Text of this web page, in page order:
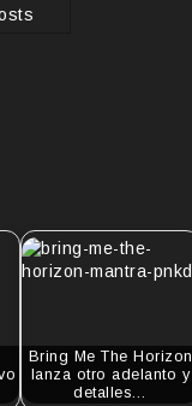
Bring Me The Horizon
lanza otro adelanto y
detalles…